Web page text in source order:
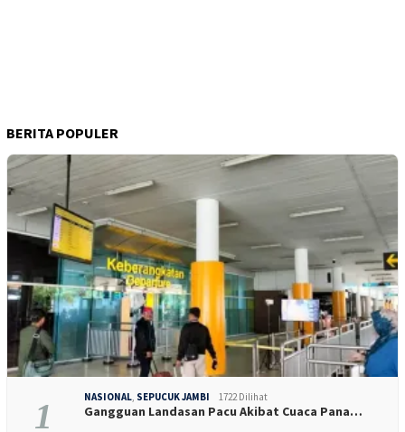
BERITA POPULER
1 NASIONAL SEPUCUK JAMBI 1722 Dilihat
Gangguan Landasan Pacu Akibat Cuaca Pana…